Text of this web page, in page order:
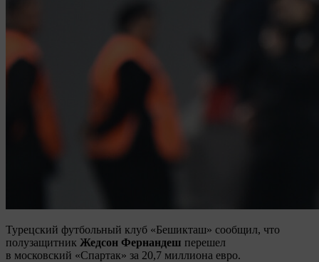
Турецский футбольный клуб «Бешикташ» сообщил, что
полузащитник Жедсон Фернандеш перешел
в московский «Спартак» за 20,7 миллиона евро.